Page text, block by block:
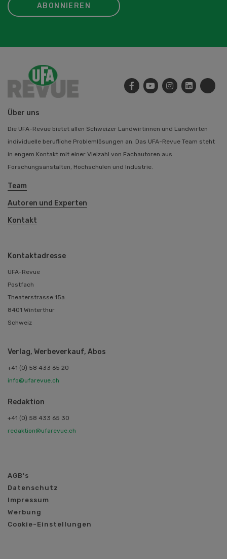
ABONNIEREN
Über uns
Die UFA-Revue bietet allen Schweizer Landwirtinnen und Landwirten
individuelle berufliche Problemlösungen an. Das UFA-Revue Team steht
in engem Kontakt mit einer Vielzahl von Fachautoren aus
Forschungsanstalten, Hochschulen und Industrie.
Team
Autoren und Experten
Kontakt
Kontaktadresse
UFA-Revue
Postfach
Theaterstrasse 15a
8401 Winterthur
Schweiz
Verlag, Werbeverkauf, Abos
+41 (0) 58 433 65 20
info@ufarevue.ch
Redaktion
+41 (0) 58 433 65 30
redaktion@ufarevue.ch
AGB's
Datenschutz
Impressum
Werbung
Cookie-Einstellungen